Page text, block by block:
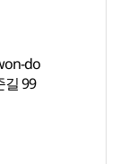
do
길 99